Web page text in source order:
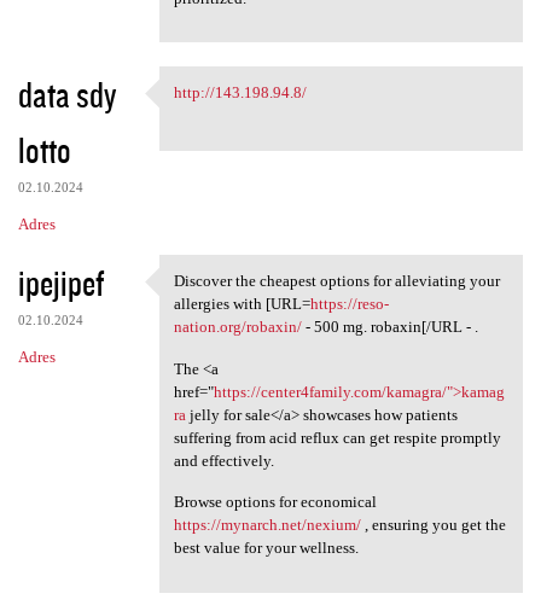
data sdy
lotto
02.10.2024
Adres
http://143.198.94.8/
http://143.198.94.8/
ipejipef
02.10.2024
Adres
Discover the cheapest options
Discover the cheapest options for alleviating your
allergies with [URL=https://reso-
nation.org/robaxin/- 500 mg. robaxin[/URL - .
The <a
href="https://center4family.com/kamagra/">kamag
ra jelly for sale</a> showcases how patients
suffering from acid reflux can get respite promptly
and effectively.
Browse options for economical
https://mynarch.net/nexium/, ensuring you get the
best value for your wellness.